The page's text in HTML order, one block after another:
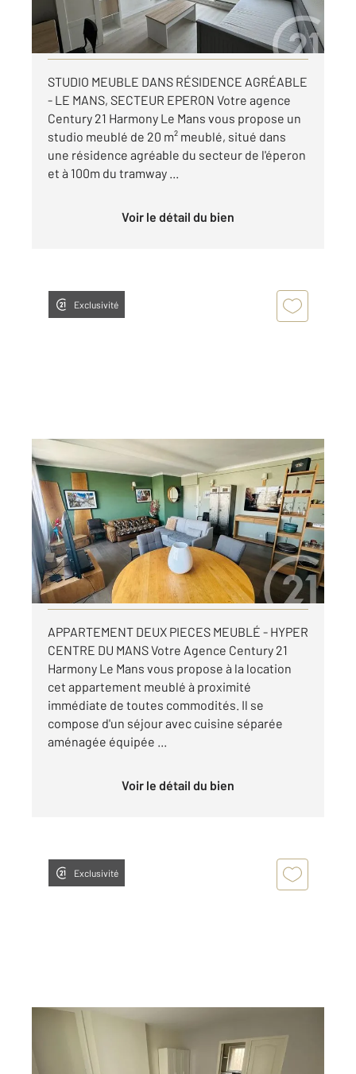
par mois charges comprises
Visiter le site dédié
STUDIO MEUBLE DANS RÉSIDENCE AGRÉABLE
- LE MANS, SECTEUR EPERON Votre agence
Century 21 Harmony Le Mans vous propose un
studio meublé de 20 m² meublé, situé dans
une résidence agréable du secteur de l'éperon
et à 100m du tramway ...
Voir le détail du bien
Exclusivité
LE MANS 72
52,07 m2, 2 pièces
Ref : 44601
Appartement T2 à louer
800 €
par mois charges comprises
Visiter le site dédié
APPARTEMENT DEUX PIECES MEUBLÉ - HYPER
CENTRE DU MANS Votre Agence Century 21
Harmony Le Mans vous propose à la location
cet appartement meublé à proximité
immédiate de toutes commodités. Il se
compose d'un séjour avec cuisine séparée
aménagée équipée ...
Voir le détail du bien
Exclusivité
LE MANS 72
26,19 m
Ref : 44529